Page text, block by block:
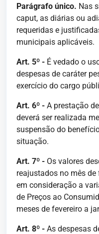
Parágrafo único. Nas
caput, as diárias ou
requeridas e
municipais aplicáveis.
Art. 5º - É vedado o
despesas de caráter
exercício do cargo
Art. 6º - A prestação
deverá ser realizada
suspensão do
situação.
Art. 7º - Os valores
reajustados no mês
em consideração a
de Preços ao
meses de fevereiro a
Art. 8º - As despesas